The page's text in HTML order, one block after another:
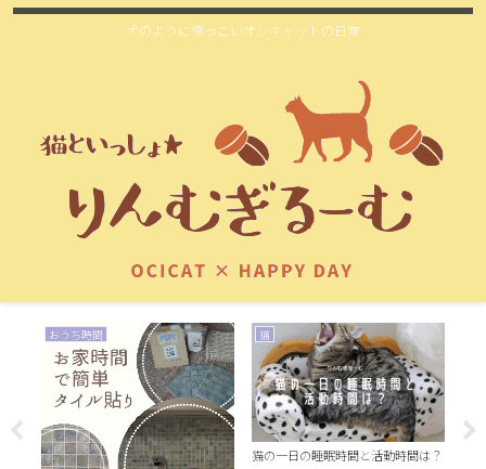
犬のように懐っこいオシキャットの日常
おうち時間 猫
猫の一日の睡眠時間と活動時間は？